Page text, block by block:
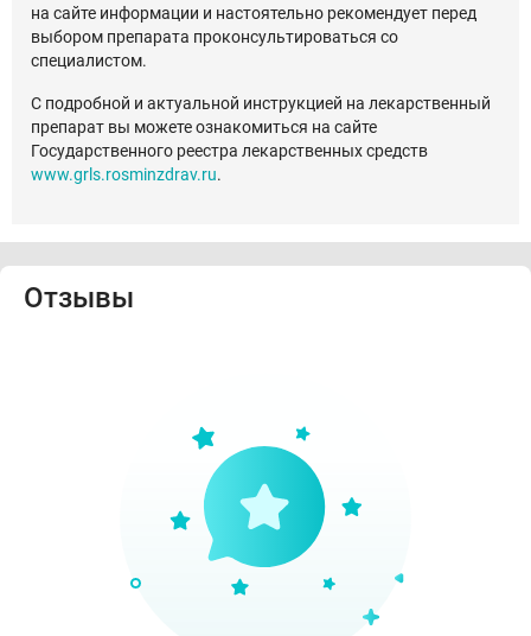
на сайте информации и настоятельно рекомендует перед
выбором препарата проконсультироваться со
специалистом.
С подробной и актуальной инструкцией на лекарственный
препарат вы можете ознакомиться на сайте
Государственного реестра лекарственных средств
www.grls.rosminzdrav.ru.
Отзывы